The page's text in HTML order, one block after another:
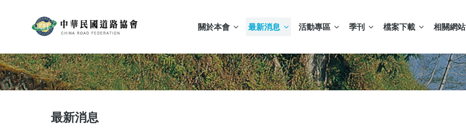
關於本會
最新消息 活動專區 季刊 檔案下載 相關網站
最新消息